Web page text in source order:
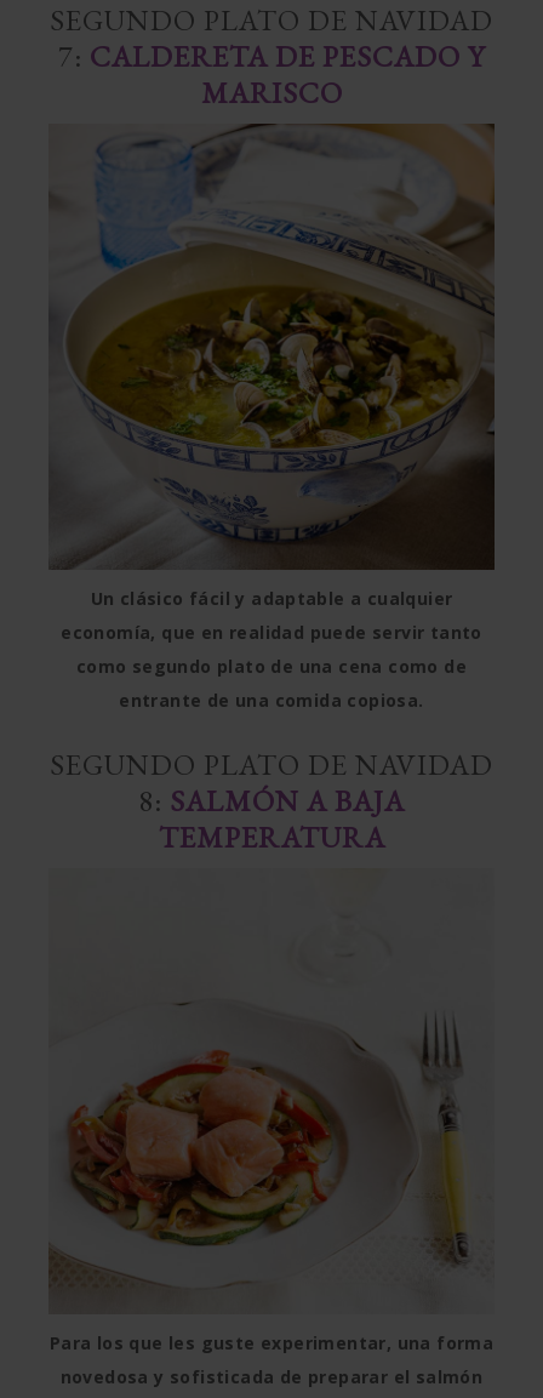
SEGUNDO PLATO DE NAVIDAD
7: CALDERETA DE PESCADO Y
MARISCO
Un clásico fácil y adaptable a cualquier
economía, que en realidad puede servir tanto
como segundo plato de una cena como de
entrante de una comida copiosa.
SEGUNDO PLATO DE NAVIDAD
8: SALMÓN A BAJA
TEMPERATURA
Para los que les guste experimentar, una forma
novedosa y sofisticada de preparar el salmón